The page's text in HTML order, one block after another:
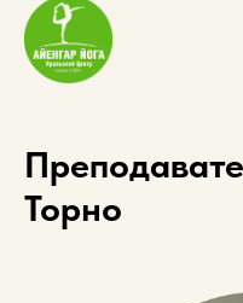
Торно